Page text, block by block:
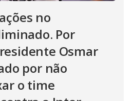
no
Por
Osmar
por não
o time